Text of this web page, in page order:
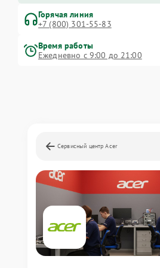
Горячая линия
+7 (800) 301-55-83
Время работы
Ежедневно с 9:00 до 21:00
Сервисный центр Acer